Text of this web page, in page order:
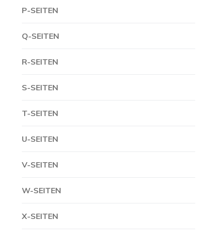
P-SEITEN
Q-SEITEN
R-SEITEN
S-SEITEN
T-SEITEN
U-SEITEN
V-SEITEN
W-SEITEN
X-SEITEN